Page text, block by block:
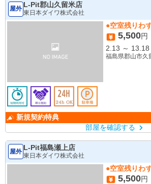
屋外 L-Pit郡山久留米店
東日本ダイワ株式会社
●空室残りわ
5,500円
2.13 ～ 13.18
福島県郡山市久
新規契約特典
部屋を確認する
屋外 L-Pit福島瀬上店
東日本ダイワ株式会社
●空室残りわ
5,500円